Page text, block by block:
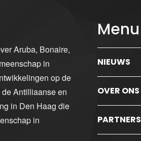
Aruba, Bonaire,
in
op de
Antilliaanse en
in Den Haag die
in
Menu
NIEUWS
OVER ONS
PARTNERS